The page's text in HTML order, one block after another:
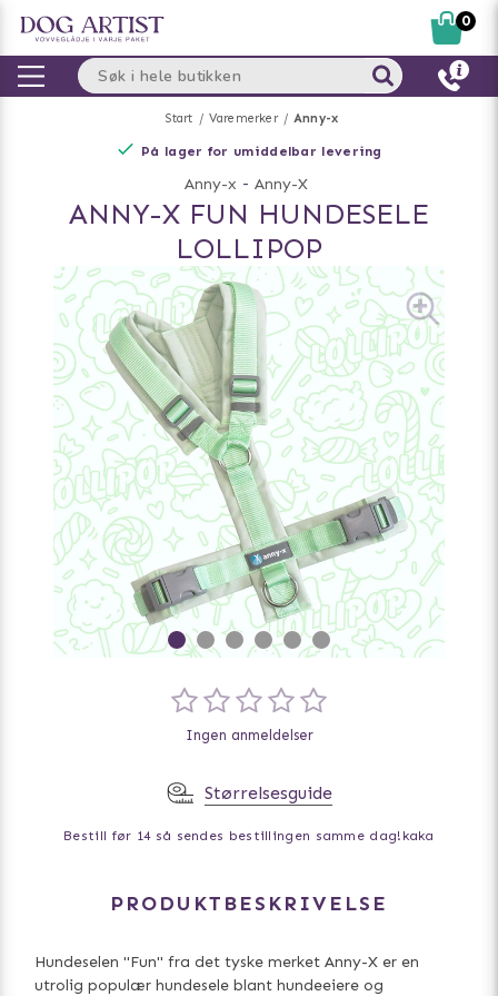
Start Varemerker Anny-x
På lager for umiddelbar levering
Anny-x - Anny-X
ANNY-X FUN HUNDESELE
LOLLIPOP
Ingen anmeldelser
Størrelsesguide
Bestill før 14 så sendes bestillingen samme dag! kaka
PRODUKTBESKRIVELSE
Hundeselen "Fun" fra det tyske merket Anny-X er en
utrolig populær hundesele blant hundeeiere og
0